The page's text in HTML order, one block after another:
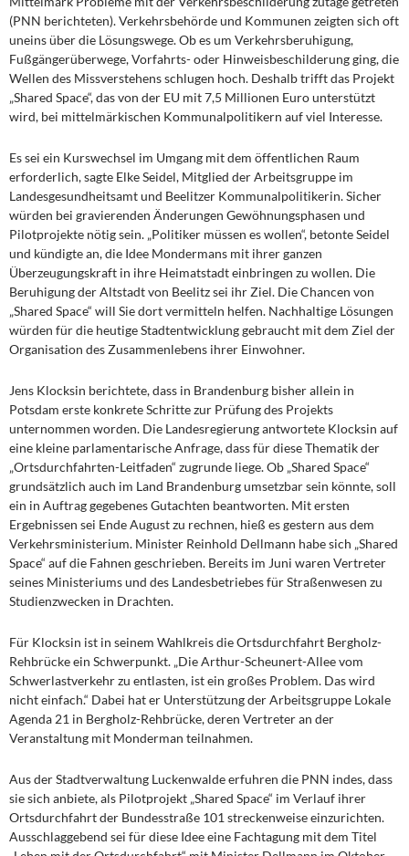
(PNN berichteten). Verkehrsbehörde und Kommunen zeigten sich oft
uneins über die Lösungswege. Ob es um Verkehrsberuhigung,
Fußgängerüberwege, Vorfahrts- oder Hinweisbeschilderung ging, die
Wellen des Missverstehens schlugen hoch. Deshalb trifft das Projekt
„Shared Space“, das von der EU mit 7,5 Millionen Euro unterstützt
wird, bei mittelmärkischen Kommunalpolitikern auf viel Interesse.
Es sei ein Kurswechsel im Umgang mit dem öffentlichen Raum
erforderlich, sagte Elke Seidel, Mitglied der Arbeitsgruppe im
Landesgesundheitsamt und Beelitzer Kommunalpolitikerin. Sicher
würden bei gravierenden Änderungen Gewöhnungsphasen und
Pilotprojekte nötig sein. „Politiker müssen es wollen“, betonte Seidel
und kündigte an, die Idee Mondermans mit ihrer ganzen
Überzeugungskraft in ihre Heimatstadt einbringen zu wollen. Die
Beruhigung der Altstadt von Beelitz sei ihr Ziel. Die Chancen von
„Shared Space“ will Sie dort vermitteln helfen. Nachhaltige Lösungen
würden für die heutige Stadtentwicklung gebraucht mit dem Ziel der
Organisation des Zusammenlebens ihrer Einwohner.
Jens Klocksin berichtete, dass in Brandenburg bisher allein in
Potsdam erste konkrete Schritte zur Prüfung des Projekts
unternommen worden. Die Landesregierung antwortete Klocksin auf
eine kleine parlamentarische Anfrage, dass für diese Thematik der
„Ortsdurchfahrten-Leitfaden“ zugrunde liege. Ob „Shared Space“
grundsätzlich auch im Land Brandenburg umsetzbar sein könnte, soll
ein in Auftrag gegebenes Gutachten beantworten. Mit ersten
Ergebnissen sei Ende August zu rechnen, hieß es gestern aus dem
Verkehrsministerium. Minister Reinhold Dellmann habe sich „Shared
Space“ auf die Fahnen geschrieben. Bereits im Juni waren Vertreter
seines Ministeriums und des Landesbetriebes für Straßenwesen zu
Studienzwecken in Drachten.
Für Klocksin ist in seinem Wahlkreis die Ortsdurchfahrt Bergholz-
Rehbrücke ein Schwerpunkt. „Die Arthur-Scheunert-Allee vom
Schwerlastverkehr zu entlasten, ist ein großes Problem. Das wird
nicht einfach.“ Dabei hat er Unterstützung der Arbeitsgruppe Lokale
Agenda 21 in Bergholz-Rehbrücke, deren Vertreter an der
Veranstaltung mit Monderman teilnahmen.
Aus der Stadtverwaltung Luckenwalde erfuhren die PNN indes, dass
sie sich anbiete, als Pilotprojekt „Shared Space“ im Verlauf ihrer
Ortsdurchfahrt der Bundesstraße 101 streckenweise einzurichten.
Ausschlaggebend sei für diese Idee eine Fachtagung mit dem Titel